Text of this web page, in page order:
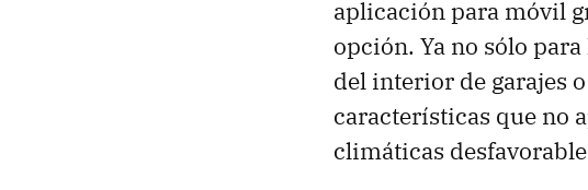
aplicación para móvil
opción. Ya no sólo
del interior de garajes
características que no
climáticas